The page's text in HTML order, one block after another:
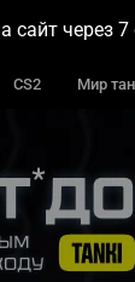
сайт через6
CS2 Мир